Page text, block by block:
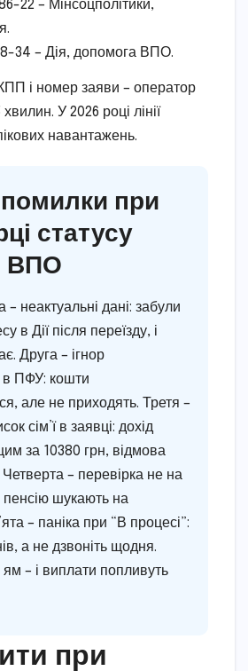
22 – Мінсоцполітики,
34 – Дія, допомога ВПО.
і номер заяви – оператор
У 2026 році лінії
навантажень.
при
статусу
ВПО
неактуальні дані: забули
в Дії після переїзду, і
Друга – ігнор
в ПФУ: кошти
але не приходять. Третя –
сім’ї в заявці: дохід
за 10380 грн, відмова
– перевірка не на
пенсію шукають на
– паніка при “В процесі”:
а не дзвоніть щодня.
– і виплати попливуть
при